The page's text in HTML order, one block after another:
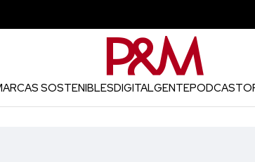
SOSTENIBLESDIGITALGENTEPODCAST